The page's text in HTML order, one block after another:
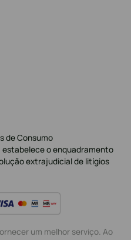
de Consumo
estabelece o enquadramento
extrajudicial de litígios
um melhor serviço. Ao